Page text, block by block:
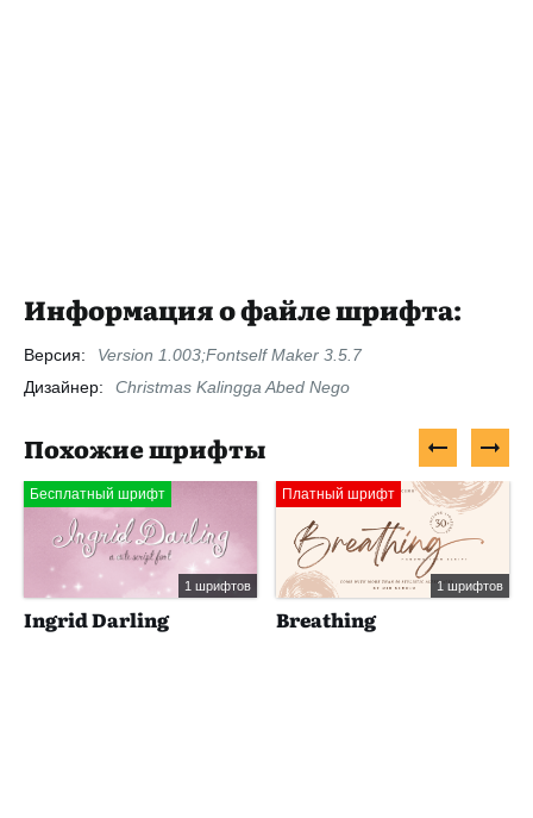
Информация о файле шрифта:
Версия:
Version 1.003;Fontself Maker 3.5.7
Дизайнер:
Christmas Kalingga Abed Nego
Похожие шрифты
Бесплатный шрифт
1 шрифтов
Ingrid Darling
Платный шрифт
1 шрифтов
Breathing